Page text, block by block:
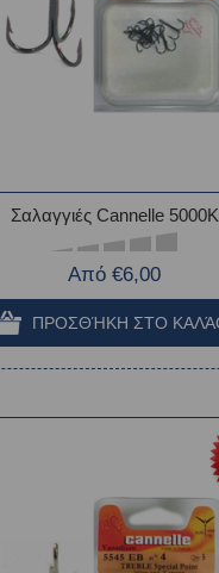
Σαλαγγιές Cannelle 5000K
Από €6,00